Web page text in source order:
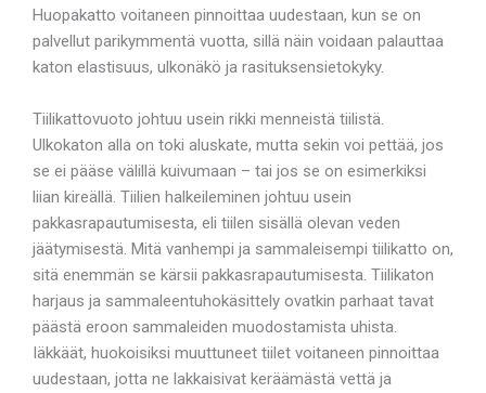
Huopakatto voitaneen pinnoittaa uudestaan, kun se on
palvellut parikymmentä vuotta, sillä näin voidaan palauttaa
katon elastisuus, ulkonäkö ja rasituksensietokyky.
Tiilikattovuoto johtuu usein rikki menneistä tiilistä.
Ulkokaton alla on toki aluskate, mutta sekin voi pettää, jos
se ei pääse välillä kuivumaan – tai jos se on esimerkiksi
liian kireällä. Tiilien halkeileminen johtuu usein
pakkasrapautumisesta, eli tiilen sisällä olevan veden
jäätymisestä. Mitä vanhempi ja sammaleisempi tiilikatto on,
sitä enemmän se kärsii pakkasrapautumisesta. Tiilikaton
harjaus ja sammaleentuhokäsittely ovatkin parhaat tavat
päästä eroon sammaleiden muodostamista uhista.
Iäkkäät, huokoisiksi muuttuneet tiilet voitaneen pinnoittaa
uudestaan, jotta ne lakkaisivat keräämästä vettä ja